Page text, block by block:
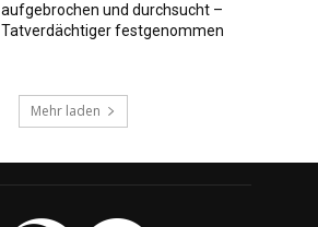
aufgebrochen und durchsucht –
Tatverdächtiger festgenommen
Mehr laden